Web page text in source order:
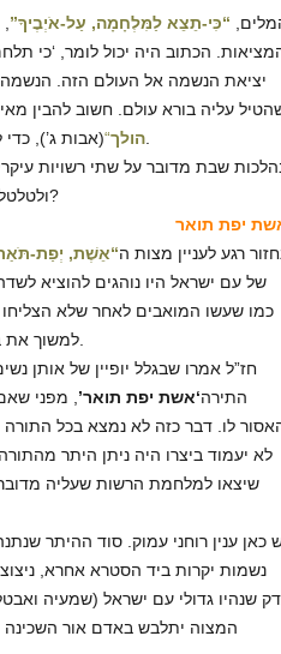
“כִּי-תֵצֵא לַמִּלְחָמָה, עַל-אֹיְבֶיךָ”
הכתוב היה יכול לומר, ‘כי
יציאת הנשמה אל העולם הזה. הנשמה
עליה בורא עולם. חשוב להבין
הולך“
שבת מדובר על שתי רשויות
ולטלטל דברים מרשות היחיד לרשות הרבים. כיצד זה מתקשר לענייננו?
יפת תואר
רגע לעניין מצות ה“אֵשֶׁת, יְפַת-
של עם ישראל היו נוהגים להוציא
כמו שעשו המואבים לאחר שלא
חז”ל אמרו שבגלל יופיין של אותן
התירה‘אשת יפת תואר’ , מפני
לו. דבר כזה לא נמצא בכל
לא יעמוד ביצרו היה ניתן היתר
שיצאו למלחמת הרשות שעליה
כאן ענין רוחני עמוק. סוד ההיתר
נשמות יקרות ביד הסטרא אחרא,
שנהיו גדולי עם ישראל (שמעיה
המצוה יתלבש באדם אור השכינה